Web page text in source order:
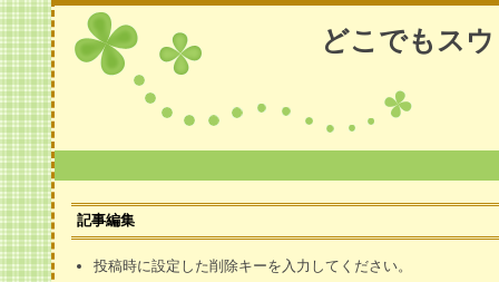
どこでもス
記事編集
投稿時に設定した削除キーを入力してください。